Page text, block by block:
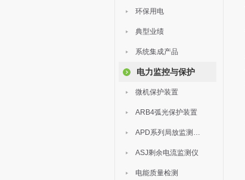
环保用电
典型业绩
系统集成产品
电力监控与保护
微机保护装置
ARB4弧光保护装置
APD系列局放监测装置
ASJ剩余电流监测仪
电能质量检测